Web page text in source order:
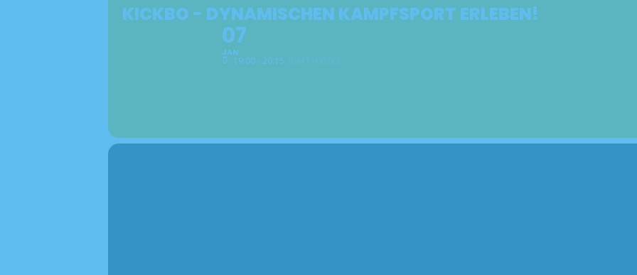
KICKBO - DYNAMISCHEN KAMPFSPORT ERLEBEN!
07
JAN
19:00 - 20:15 (GMT+00:00)